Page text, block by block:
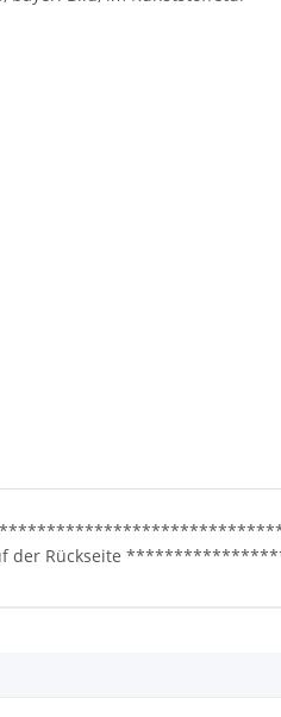
auf der Rückseite